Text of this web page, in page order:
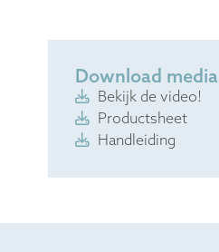
Download media
Bekijk de video!
Productsheet
Handleiding